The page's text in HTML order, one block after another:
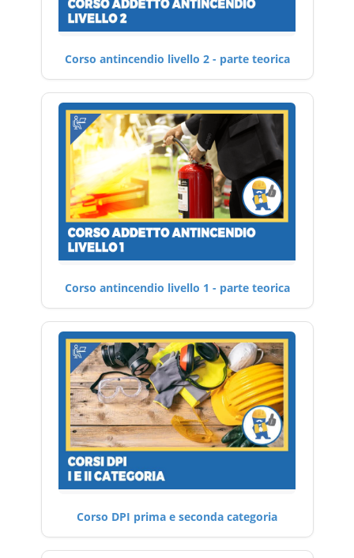
Corso antincendio livello 2 - parte teorica
Corso antincendio livello 1 - parte teorica
Corso DPI prima e seconda categoria